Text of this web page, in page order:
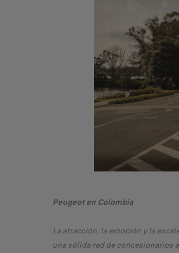
Peugeot en Colombia
La atracción, la emoción y la
una sólida red de concesionarios